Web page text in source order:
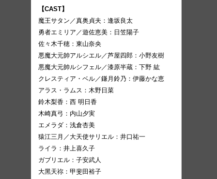
【CAST】
魔王サタン／真奥貞夫：逢坂良太
勇者エミリア／遊佐恵美：⽇笠陽⼦
佐々⽊千穂：東⼭奈央
悪魔⼤元帥アルシエル／芦屋四郎：⼩野友樹
悪魔⼤元帥ルシフェル／漆原半蔵：下野 紘
クレスティア・ベル／鎌⽉鈴乃：伊藤かな恵
アラス・ラムス：⽊野⽇菜
鈴⽊梨⾹：⻄ 明⽇⾹
⽊崎真⼸：内⼭⼣実
エメラダ：浅倉杏美
猿江三⽉／⼤天使サリエル：井⼝祐⼀
ライラ：井上喜久⼦
ガブリエル：⼦安武⼈
⼤⿊天祢：甲斐⽥裕⼦